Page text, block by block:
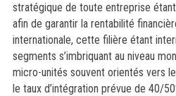
stratégique de toute entreprise
afin de garantir la rentabilité
internationale, cette filière étant
segments s’imbriquant au niveau
micro-unités souvent orientés vers
le taux d’intégration prévue de 40/